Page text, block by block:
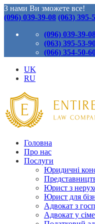
З нами Ви зможете все!
(096) 039-39-08 (063) 395-
(096) 039-39-
(063) 395-53-
(066) 354-50-
UK
RU
Головна
Про нас
Послуги
Юридичні
Юрист з
Юрист для
Адвокат з
Адвокат у